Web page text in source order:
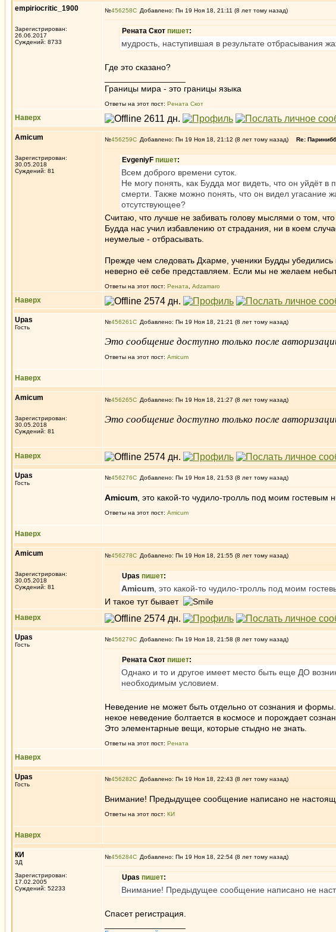
empiriocritic_1900
Зарегистрирован:
26.06.2017
Суждений: 8733
№456258 Добавлено: Пн 19 Ноя 18, 21:11 (8 лет тому назад)
Рената Скот пишет:
мудрость, наступившая в результате отбрасывания
Где это сказано?
Границы мира - это границы языка
Ответы на этот пост: Рената Скот
Наверх
Amicum
Зарегистрирован:
30.05.2018
Суждений: 81
№456259 Добавлено: Пн 19 Ноя 18, 21:12 (8 лет тому назад) Re:
EvgeniyF пишет:
Всем доброго времени суток.
Не могу понять, как Будда мог видеть, что он уйдёт
смерти. Также можно понять, что он видел угасание
отсутствующее?
Считаю, что лучше не забивать голову мыслями о том,
Будда нас учил избавлению от страдания, ни в коем
неумелые - отбрасывать.
Прежде чем следовать Дхарме, ученики Будды
неверно её себе представляем. Если мы не желаем
Ответы на этот пост: Рената Adzamaro
Наверх
Upas
Гость
№456261 Добавлено: Пн 19 Ноя 18, 21:21 (8 лет тому назад)
Это сообщение доступно только после
Ответы на этот пост: Amicum
Наверх
Amicum
Зарегистрирован:
30.05.2018
Суждений: 81
№456265 Добавлено: Пн 19 Ноя 18, 21:27 (8 лет тому назад)
Это сообщение доступно только после
Наверх
Upas
Гость
№456276 Добавлено: Пн 19 Ноя 18, 21:53 (8 лет тому назад)
Amicum , это какой-то чудило-тролль под моим
Ответы на этот пост: Amicum
Наверх
Amicum
Зарегистрирован:
30.05.2018
Суждений: 81
№456278 Добавлено: Пн 19 Ноя 18, 21:55 (8 лет тому назад)
Upas пишет:
Amicum , это какой-то чудило-тролль под моим
И такое тут бывает
Наверх
Upas
Гость
№456279 Добавлено: Пн 19 Ноя 18, 21:58 (8 лет тому назад)
Рената Скот пишет:
Однако и то и другое имеет место быть еще ДО
необходимым условием.
Неведение не может быть отдельно от сознания и
некое неведение болтается в космосе и порождает
Это элементарные вещи, которые стыдно не знать.
Ответы на этот пост: Рената
Наверх
Upas
Гость
№456282 Добавлено: Пн 19 Ноя 18, 22:43 (8 лет тому назад)
Внимание! Предыдущее сообщение написано не
Ответы на этот пост: КИ
Наверх
КИ
3Д
Зарегистрирован:
17.02.2005
Суждений: 52233
№456284 Добавлено: Пн 19 Ноя 18, 22:54 (8 лет тому назад)
Upas пишет:
Внимание! Предыдущее сообщение написано не
Спасет регистрация.